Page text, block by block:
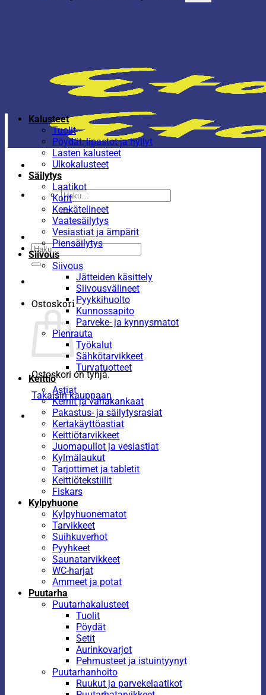
Etsi:
Etsi:
Ostoskori
Ostoskori on tyhjä.
Takaisin kauppaan
Kalusteet
Tuolit
Pöydät, lipastot ja hyllyt
Lasten kalusteet
Ulkokalusteet
Säilytys
Laatikot
Korit
Kenkätelineet
Vaatesäilytys
Vesiastiat ja ämpärit
Piensäilytys
Siivous
Siivous
Jätteiden käsittely
Siivousvälineet
Pyykkihuolto
Kunnossapito
Parveke- ja kynnysmatot
Pienrauta
Työkalut
Sähkötarvikkeet
Turvatuotteet
Keittiö
Astiat
Kernit ja vahakankaat
Pakastus- ja säilytysrasiat
Kertakäyttöastiat
Keittiötarvikkeet
Juomapullot ja vesiastiat
Kylmälaukut
Tarjottimet ja tabletit
Keittiötekstiilit
Fiskars
Kylpyhuone
Kylpyhuonematot
Tarvikkeet
Suihkuverhot
Pyyhkeet
Saunatarvikkeet
WC-harjat
Ammeet ja potat
Puutarha
Puutarhakalusteet
Tuolit
Pöydät
Setit
Aurinkovarjot
Pehmusteet ja istuintyynyt
Puutarhanhoito
Ruukut ja parvekelaatikot